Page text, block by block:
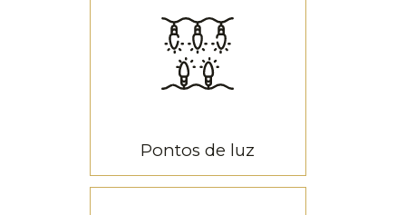
PIXEL LED
Pontos de luz